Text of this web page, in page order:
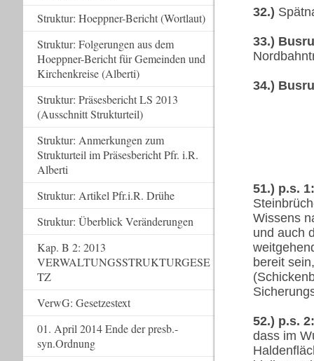
32.)
33.)
34.)
51.) p.s.
Wissens
und auch
bereit
52.) p.s.
dass im
Struktur: Hoeppner-Bericht (Wortlaut)
Struktur: Folgerungen aus dem
Hoeppner-Bericht für Gemeinden und
Kirchenkreise (Alberti)
Struktur: Präsesbericht LS 2013
(Ausschnitt Strukturteil)
Struktur: Anmerkungen zum
Strukturteil im Präsesbericht Pfr. i.R.
Alberti
Struktur: Artikel Pfr.i.R. Drühe
Struktur: Überblick Veränderungen
Kap. B 2: 2013
VERWALTUNGSSTRUKTURGESE
TZ
VerwG: Gesetzestext
01. April 2014 Ende der presb.-
syn.Ordnung